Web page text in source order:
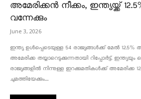
അമേരിക്കൻ നീക്കം, ഇന്ത്യയ്ക്ക്
വന്നേക്കും
June 3, 2026
ഇന്ത്യ ഉൾപ്പെടെയുള്ള 54 രാജ്യങ്ങൾക്ക് മേൽ
അമേരിക്ക തയ്യാറെടുക്കുന്നതായി റിപ്പോർട്ട്.
രാജ്യങ്ങളിൽ നിന്നുള്ള ഇറക്കുമതികൾക്ക് അമേരിക്ക
ചുമത്തിയേക്കും....